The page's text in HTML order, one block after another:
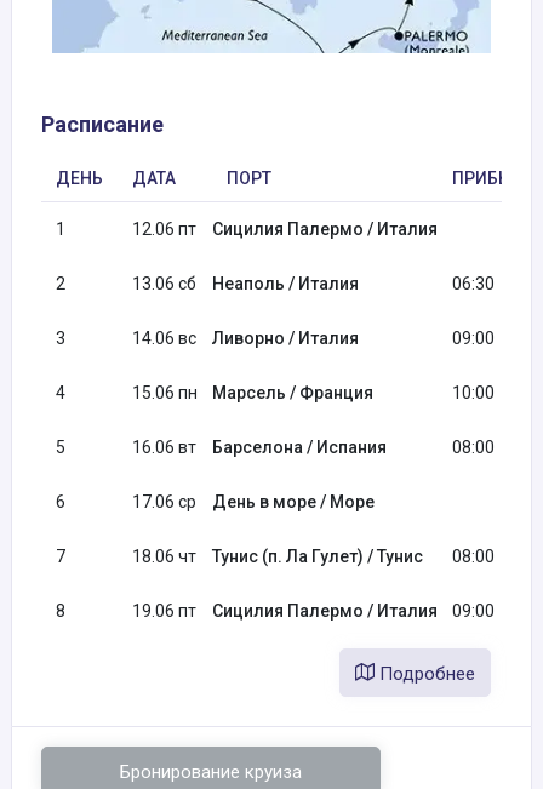
Расписание
ДЕНЬ ДАТА ПОРТ ПРИБЫТИЕ
1 12.06 пт Сицилия Палермо / Италия
2 13.06 сб Неаполь / Италия 06:30
3 14.06 вс Ливорно / Италия 09:00
4 15.06 пн Марсель / Франция 10:00
5 16.06 вт Барселона / Испания 08:00
6 17.06 ср День в море / Море
7 18.06 чт Тунис (п. Ла Гулет) / Тунис 08:00
8 19.06 пт Сицилия Палермо / Италия 09:00
Подробнее
Бронирование круиза